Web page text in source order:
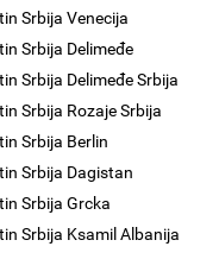
Srbija Venecija
Srbija Delimeđe
Srbija Delimeđe Srbija
Srbija Rozaje Srbija
Srbija Berlin
Srbija Dagistan
Srbija Grcka
Srbija Ksamil Albanija